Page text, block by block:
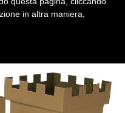
in altra maniera,